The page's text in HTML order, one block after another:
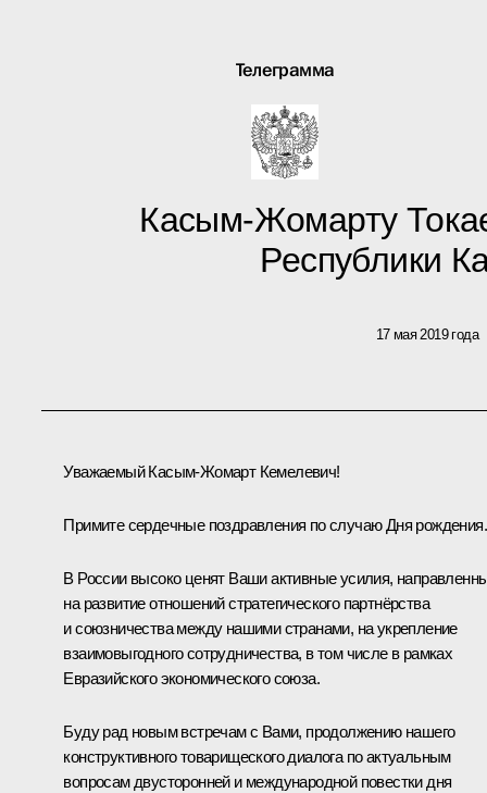
Телеграмма
Касым-Жомарту
Республики
17 мая 2019 года
Уважаемый Касым-Жомарт Кемелевич!
Примите сердечные поздравления по случаю Дня рождения.
В России высоко ценят Ваши активные усилия,
на развитие отношений стратегического партнёрства
и союзничества между нашими странами, на укрепление
взаимовыгодного сотрудничества, в том числе в рамках
Евразийского экономического союза.
Буду рад новым встречам с Вами, продолжению нашего
конструктивного товарищеского диалога по актуальным
вопросам двусторонней и международной повестки дня